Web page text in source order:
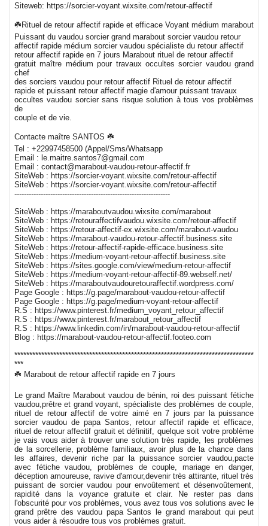
Siteweb: https://sorcier-voyant.wixsite.com/retour-affectif
☘️Rituel de retour affectif rapide et efficace Voyant médium marabout
Puissant du vaudou sorcier grand marabout sorcier vaudou retour
affectif rapide médium sorcier vaudou spécialiste du retour affectif
retour affectif rapide en 7 jours Marabout rituel de retour affectif
gratuit maître médium pour travaux occultes sorcier vaudou grand
chef
des sorciers vaudou pour retour affectif Rituel de retour affectif
rapide et puissant retour affectif magie d'amour puissant travaux
occultes vaudou sorcier sans risque solution à tous vos problèmes
de
couple et de vie.
Contacte maître SANTOS ☘️
Tel : +22997458500 (Appel/Sms/Whatsapp
Email : le.maitre.santos7@gmail.com
Email : contact@marabout-vaudou-retour-affectif.fr
SiteWeb : https://sorcier-voyant.wixsite.com/retour-affectif
SiteWeb : https://sorcier-voyant.wixsite.com/retour-affectif
-----------------------------------------------------------------
SiteWeb : https://maraboutvaudou.wixsite.com/marabout
SiteWeb : https://retouraffectifvaudou.wixsite.com/retour-affectif
SiteWeb : https://retour-affectif-ex.wixsite.com/marabout-vaudou
SiteWeb : https://marabout-vaudou-retour-affectif.business.site
SiteWeb : https://retour-affectif-rapide-efficace.business.site
SiteWeb : https://medium-voyant-retour-affectif.business.site
SiteWeb : https://sites.google.com/view/medium-retour-affectif
SiteWeb : https://medium-voyant-retour-affectif-89.webself.net/
SiteWeb : https://maraboutvaudouretouraffectif.wordpress.com/
Page Google : https://g.page/marabout-vaudou-retour-affectif
Page Google : https://g.page/medium-voyant-retour-affectif
R.S : https://www.pinterest.fr/medium_voyant_retour_affectif
R.S : https://www.pinterest.fr/marabout_retour_affectif
R.S : https://www.linkedin.com/in/marabout-vaudou-retour-affectif
Blog : https://marabout-vaudou-retour-affectif.footeo.com
********************************************************************************
***
☘️ Marabout de retour affectif rapide en 7 jours
Le grand Maître Marabout vaudou de bénin, roi des puissant fétiche
vaudou,prêtre et grand voyant, spécialiste des problèmes de couple,
rituel de retour affectif de votre aimé en 7 jours par la puissance
sorcier vaudou de papa Santos, retour affectif rapide et efficace,
rituel de retour affectif gratuit et définitif, quelque soit votre problème
je vais vous aider à trouver une solution très rapide, les problèmes
de la sorcellerie, problème familiaux, avoir plus de la chance dans
les affaires, devenir riche par la puissance sorcier vaudou,pacte
avec fétiche vaudou, problèmes de couple, mariage en danger,
déception amoureuse, ravive d'amour,devenir très attirante, rituel très
puissant de sorcier vaudou pour envoûtement et désenvoûtement,
rapidité dans la voyance gratuite et clair. Ne rester pas dans
l'obscurité pour vos problèmes, vous avez tous vos solutions avec le
grand prêtre des vaudou papa Santos le grand marabout qui peut
vous aider à résoudre tous vos problèmes gratuit.